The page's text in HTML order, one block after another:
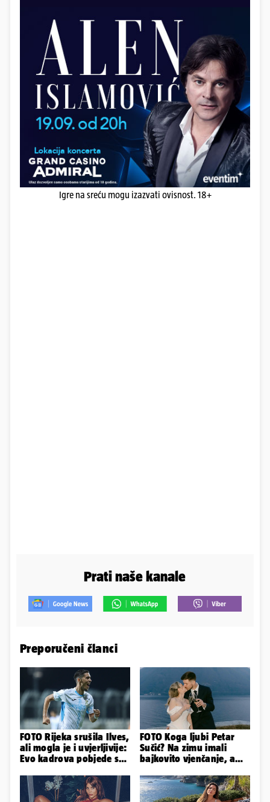
Igre na sreću mogu izazvati ovisnost. 18+
Prati naše kanale
Preporučeni članci
FOTO Rijeka srušila Ilves,
ali mogla je i uvjerljivije:
Evo kadrova pobjede s
FOTO Koga ljubi Petar
Sučić? Na zimu imali
bajkovito vjenčanje, a
sin!